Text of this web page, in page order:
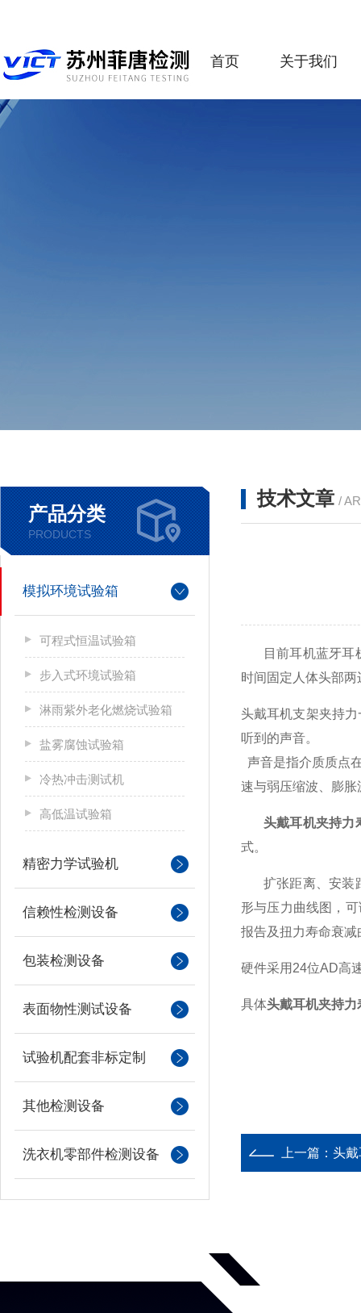
首页 关于我们
产品分类
PRODUCTS
模拟环境试验箱
可程式恒温试验箱
步入式环境试验箱
淋雨紫外老化燃烧试验箱
盐雾腐蚀试验箱
冷热冲击测试机
高低温试验箱
精密力学试验机
信赖性检测设备
包装检测设备
表面物性测试设备
试验机配套非标定制
其他检测设备
洗衣机零部件检测设备
技术文章 /
目前耳机蓝牙
时间固定人体头部
头戴耳机支架夹持力
听到的声音。
声音是指介质质点
速与弱压缩波、膨
头戴耳机夹持力
式。
扩张距离、安装
形与压力曲线图，
报告及扭力寿命衰
硬件采用 24位AD高
具体头戴耳机夹持力
上一篇： 头